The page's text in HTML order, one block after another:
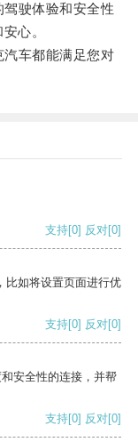
驶体验和安全性
心。
车都能满足您对
支持[0] 反对[0]
比如将设置页面进行优
支持[0] 反对[0]
安全性的连接，并帮
支持[0] 反对[0]